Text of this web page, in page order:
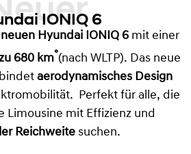
IONIQ 6
neuen Hyundai IONIQ 6mit einer
680 km°(nach WLTP). Das neue
aerodynamisches Design
Perfekt für alle, die
Limousine mit Effizienz und
Reichweite suchen.